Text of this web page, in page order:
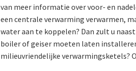
van meer informatie over voor- en
een centrale verwarming verwarmen,
water aan te koppelen? Dan zult u
boiler of geiser moeten laten
milieuvriendelijke verwarmingsketels?